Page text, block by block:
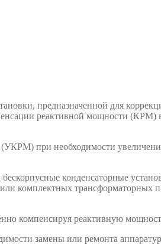
предназначенной для
реактивной мощности (КРМ)
при необходимости
конденсаторные
комплектных трансформаторных
компенсируя реактивную
замены или ремонта